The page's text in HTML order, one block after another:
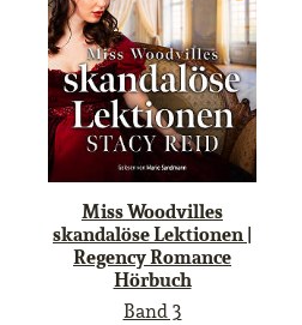
Miss Woodvilles
skandalöse Lektionen |
Regency Romance
Hörbuch
Band 3